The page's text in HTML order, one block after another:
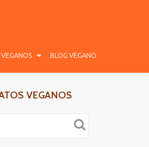
BLOG VEGANO
VEGANOS